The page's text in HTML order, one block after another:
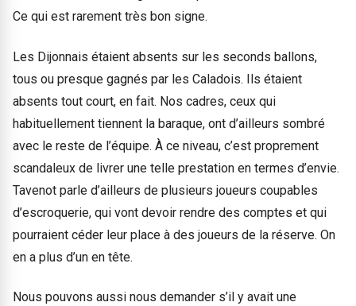
Ce qui est rarement très bon signe.
Les Dijonnais étaient absents sur les seconds ballons,
tous ou presque gagnés par les Caladois. Ils étaient
absents tout court, en fait. Nos cadres, ceux qui
habituellement tiennent la baraque, ont d’ailleurs sombré
avec le reste de l’équipe. À ce niveau, c’est proprement
scandaleux de livrer une telle prestation en termes d’envie.
Tavenot parle d’ailleurs de plusieurs joueurs coupables
d’escroquerie, qui vont devoir rendre des comptes et qui
pourraient céder leur place à des joueurs de la réserve. On
en a plus d’un en tête.
Nous pouvons aussi nous demander s’il y avait une